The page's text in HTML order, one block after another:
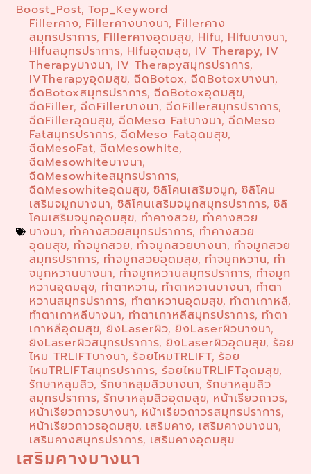
Boost_Post,Top_Keyword
Fillerคาง, Fillerคางบางนา, Fillerคาง
สมุทรปราการ, Fillerคางอุดมสุข, Hifu, Hifuบางนา,
Hifuสมุทรปราการ, Hifuอุดมสุข, IV Therapy, IV
Therapyบางนา, IV Therapyสมุทรปราการ,
IVTherapyอุดมสุข,ฉีดBotox,ฉีดBotoxบางนา,
ฉีดBotoxสมุทรปราการ,ฉีดBotoxอุดมสุข,
ฉีดFiller,ฉีดFillerบางนา,ฉีดFillerสมุทรปราการ,
ฉีดFillerอุดมสุข,ฉีดMeso Fatบางนา,ฉีดMeso
Fatสมุทรปราการ,ฉีดMeso Fatอุดมสุข,
ฉีดMesoFat,ฉีดMesowhite,
ฉีดMesowhiteบางนา,
ฉีดMesowhiteสมุทรปราการ,
ฉีดMesowhiteอุดมสุข,ซิลิโคนเสริมจมูก,ซิลิโคน
เสริมจมูกบางนา,ซิลิโคนเสริมจมูกสมุทรปราการ,ซิลิ
โคนเสริมจมูกอุดมสุข, ทำคางสวย, ทำคางสวย
บางนา, ทำคางสวยสมุทรปราการ, ทำคางสวย
อุดมสุข, ทำจมูกสวย, ทำจมูกสวยบางนา, ทำจมูกสวย
สมุทรปราการ, ทำจมูกสวยอุดมสุข, ทำจมูกหวาน, ทำ
จมูกหวานบางนา, ทำจมูกหวานสมุทรปราการ, ทำจมูก
หวานอุดมสุข, ทำตาหวาน, ทำตาหวานบางนา, ทำตา
หวานสมุทรปราการ, ทำตาหวานอุดมสุข, ทำตาเกาหลี,
ทำตาเกาหลีบางนา, ทำตาเกาหลีสมุทรปราการ, ทำตา
เกาหลีอุดมสุข,ยิงLaserผิว,ยิงLaserผิวบางนา,
ยิงLaserผิวสมุทรปราการ,ยิงLaserผิวอุดมสุข,ร้อย
ไหม TRLIFTบางนา,ร้อยไหมTRLIFT,ร้อย
ไหมTRLIFTสมุทรปราการ,ร้อยไหมTRLIFTอุดมสุข,
รักษาหลุมสิว,รักษาหลุมสิวบางนา,รักษาหลุมสิว
สมุทรปราการ,รักษาหลุมสิวอุดมสุข, หน้าเรียวถาวร,
หน้าเรียวถาวรบางนา, หน้าเรียวถาวรสมุทรปราการ,
หน้าเรียวถาวรอุดมสุข, เสริมคาง, เสริมคางบางนา,
เสริมคางสมุทรปราการ, เสริมคางอุดมสุข
เสริมคางบางนา